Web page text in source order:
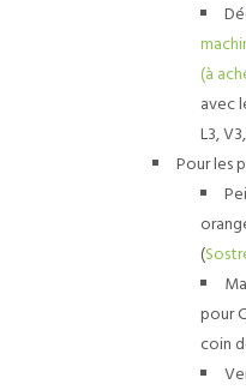
(à
avec
L3,
Pour les
(
pour
coin